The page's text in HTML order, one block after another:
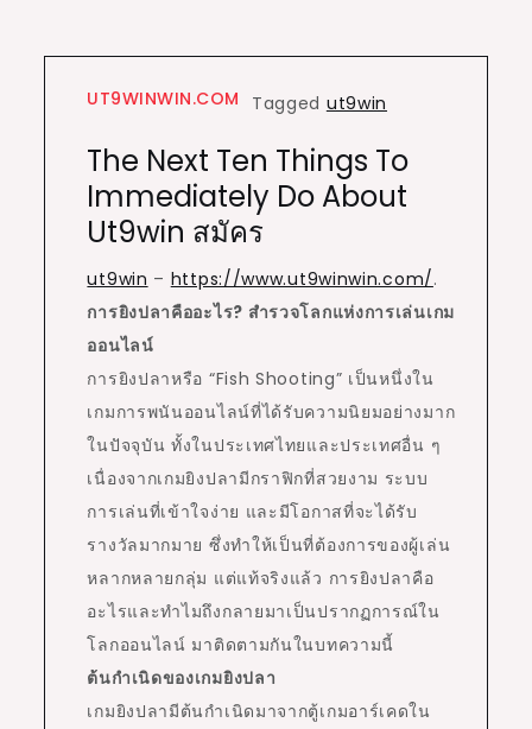
UT9WINWIN.COM Tagged ut9win
The Next Ten Things To
Immediately Do About
Ut9win สมัคร
ut9win – https://www.ut9winwin.com/.
การยิงปลาคืออะไร? สำรวจโลกแห่งการเล่นเกม
ออนไลน์
การยิงปลาหรือ “Fish Shooting” เป็นหนึ่งใน
เกมการพนันออนไลน์ที่ได้รับความนิยมอย่างมาก
ในปัจจุบัน ทั้งในประเทศไทยและประเทศอื่น ๆ
เนื่องจากเกมยิงปลามีกราฟิกที่สวยงาม ระบบ
การเล่นที่เข้าใจง่าย และมีโอกาสที่จะได้รับ
รางวัลมากมาย ซึ่งทำให้เป็นที่ต้องการของผู้เล่น
หลากหลายกลุ่ม แต่แท้จริงแล้ว การยิงปลาคือ
อะไรและทำไมถึงกลายมาเป็นปรากฏการณ์ใน
โลกออนไลน์ มาติดตามกันในบทความนี้
ต้นกำเนิดของเกมยิงปลา
เกมยิงปลามีต้นกำเนิดมาจากตู้เกมอาร์เคดใน